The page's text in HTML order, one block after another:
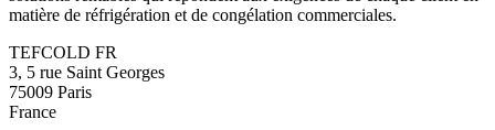
matière de réfrigération et de congélation commerciales.
TEFCOLD FR
3, 5 rue Saint Georges
75009 Paris
France